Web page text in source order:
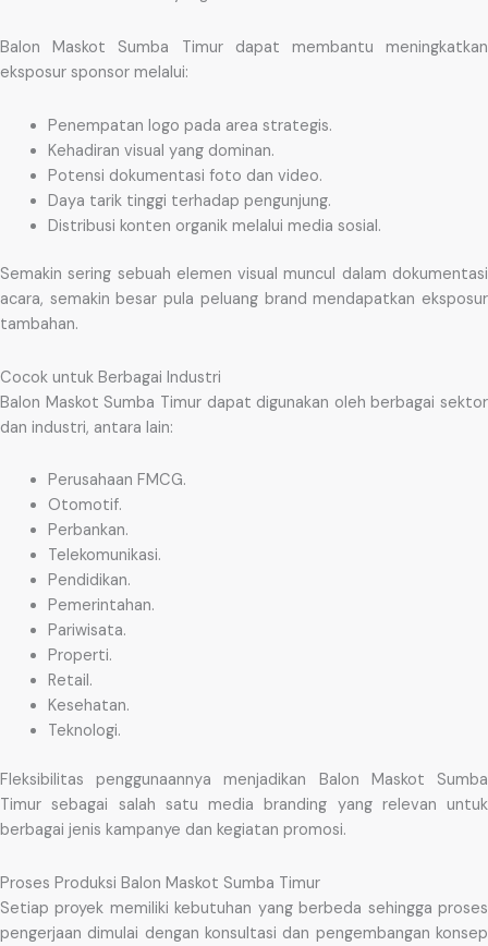
Balon Maskot Sumba Timur dapat membantu meningkatkan
eksposur sponsor melalui:
Penempatan logo pada area strategis.
Kehadiran visual yang dominan.
Potensi dokumentasi foto dan video.
Daya tarik tinggi terhadap pengunjung.
Distribusi konten organik melalui media sosial.
Semakin sering sebuah elemen visual muncul dalam dokumentasi
acara, semakin besar pula peluang brand mendapatkan eksposur
tambahan.
Cocok untuk Berbagai Industri
Balon Maskot Sumba Timur dapat digunakan oleh berbagai sektor
dan industri, antara lain:
Perusahaan FMCG.
Otomotif.
Perbankan.
Telekomunikasi.
Pendidikan.
Pemerintahan.
Pariwisata.
Properti.
Retail.
Kesehatan.
Teknologi.
Fleksibilitas penggunaannya menjadikan Balon Maskot Sumba
Timur sebagai salah satu media branding yang relevan untuk
berbagai jenis kampanye dan kegiatan promosi.
Proses Produksi Balon Maskot Sumba Timur
Setiap proyek memiliki kebutuhan yang berbeda sehingga proses
pengerjaan dimulai dengan konsultasi dan pengembangan konsep